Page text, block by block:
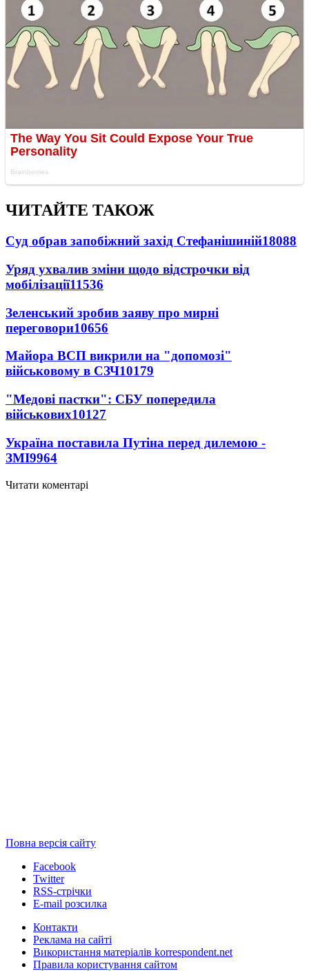
ЧИТАЙТЕ ТАКОЖ
Суд обрав запобіжний захід Стефанішиній18088
Уряд ухвалив зміни щодо відстрочки від
мобілізації11536
Зеленський зробив заяву про мирні
переговори10656
Майора ВСП викрили на "допомозі"
військовому в СЗЧ10179
"Медові пастки": СБУ попередила
військових10127
Україна поставила Путіна перед дилемою -
ЗМІ9964
Читати коментарі
Повна версія сайту
Facebook
Twitter
RSS-стрічки
E-mail розсилка
Контакти
Реклама на сайті
Використання матеріалів korrespondent.net
Правила користування сайтом